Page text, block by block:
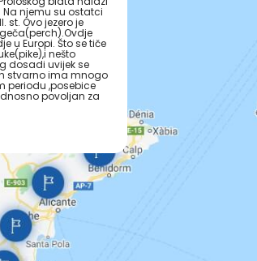
Na njemu su ostatci
Ovo jezero je
u Europi. Što se tiče
nešto
dosadi uvijek se
stvarno ima mnogo
periodu ,posebice
povoljan za